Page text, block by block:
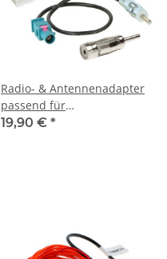
Radio- & Antennenadapter
passend für
Dacia/Fiat/Mercedes/Nissan/
19,90 € *